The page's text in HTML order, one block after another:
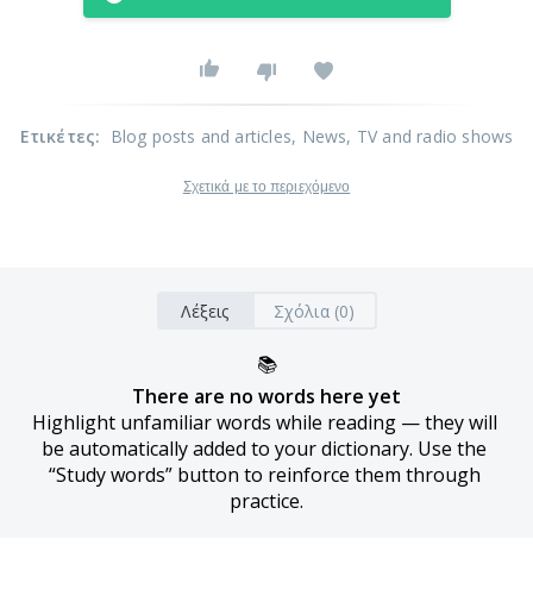
Ετικέτες: Blog posts and articles, News, TV and radio shows
Σχετικά με το περιεχόμενο
Λέξεις Σχόλια (0)
📚
There are no words here yet
Highlight unfamiliar words while reading — they will
be automatically added to your dictionary. Use the
“Study words” button to reinforce them through
practice.